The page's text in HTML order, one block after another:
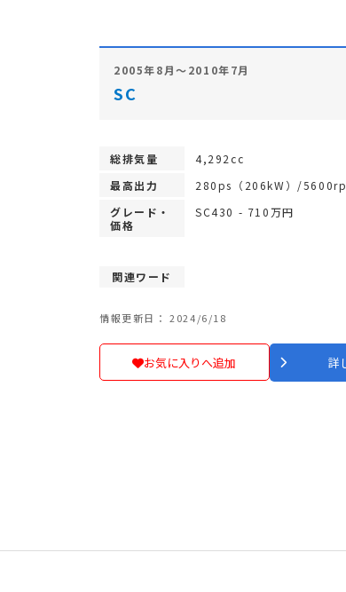
2005年8月～2010年7月
SC
総排気量
4,292cc
最高出力
280ps（206kW）/
グレード・
価格
SC430 - 710万円
情報更新日： 2024/6/18
お気に入りへ追加 詳
関連ワード